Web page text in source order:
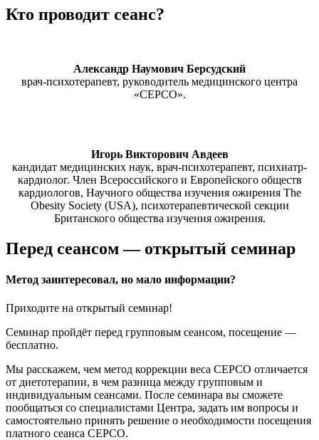
Кто проводит сеанс?
Александр Наумович Берсудский
врач-психотерапевт, руководитель медицинского центра
«СЕРСО».
Игорь Викторович Авдеев
кандидат медицинских наук, врач-психотерапевт, психиатр-
кардиолог. Член Всероссийского и Европейского обществ
кардиологов, Научного общества изучения ожирения The
Obesity Society (USA), психотерапевтической секции
Британского общества изучения ожирения.
Перед сеансом — открытый семинар
Метод заинтересовал, но мало информации?
Приходите на открытый семинар!
Семинар пройдёт перед групповым сеансом, посещение —
бесплатно.
Мы расскажем, чем метод коррекции веса СЕРСО отличается
от диетотерапии, в чем разница между групповым и
индивидуальным сеансами. После семинара вы сможете
пообщаться со специалистами Центра, задать им вопросы и
самостоятельно принять решение о необходимости посещения
платного сеанса СЕРСО.